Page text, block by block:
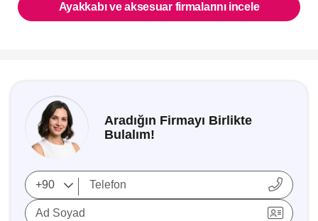
Ayakkabı ve aksesuar firmalarını incele
Aradığın Firmayı Birlikte
Bulalım!
Ad Soyad